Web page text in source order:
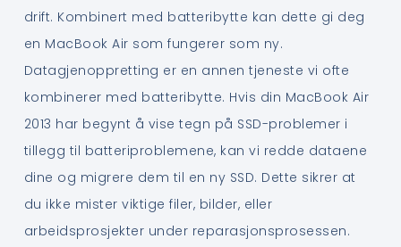
drift. Kombinert med batteribytte kan dette gi deg
en MacBook Air som fungerer som ny.
Datagjenoppretting er en annen tjeneste vi ofte
kombinerer med batteribytte. Hvis din MacBook Air
2013 har begynt å vise tegn på SSD-problemer i
tillegg til batteriproblemene, kan vi redde dataene
dine og migrere dem til en ny SSD. Dette sikrer at
du ikke mister viktige filer, bilder, eller
arbeidsprosjekter under reparasjonsprosessen.